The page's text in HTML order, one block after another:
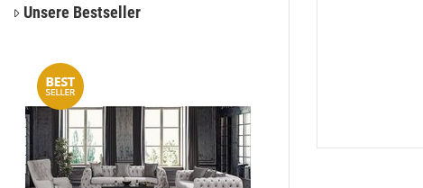
Unsere Bestseller